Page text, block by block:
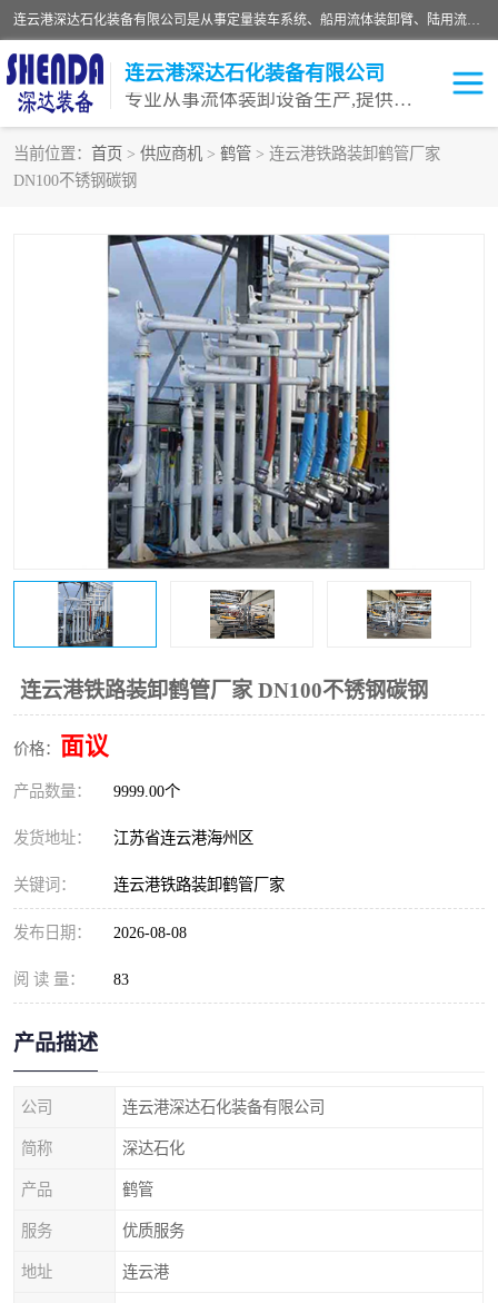
连云港深达石化装备有限公司是从事定量装车系统、船用流体装卸臂、陆用流体装卸臂（鹤管）、活动梯、钢构平台等全系列流体装卸设备的设计、制造、销售以及服务的专业供应商。公司始终以客户为中心，密切跟踪国内外油气储运及装卸设备先进技术的发展，以先进的技术、优质的产品、一流的服务，满足客户需求。
连云港深达石化装备有限公司
专业从事流体装卸设备生产,提供全面解决方案，生产与定制服务
当前位置： 首页 > 供应商机 > 鹤管 > 连云港铁路装卸鹤管厂家
DN100不锈钢碳钢
连云港铁路装卸鹤管厂家 DN100不锈钢碳钢
价格： 面议
产品数量： 9999.00个
发货地址： 江苏省连云港海州区
关键词： 连云港铁路装卸鹤管厂家
发布日期： 2026-08-08
阅 读 量： 83
产品描述
公司 连云港深达石化装备有限公司
简称 深达石化
产品 鹤管
服务 优质服务
地址 连云港
鹤管
LNG鹤管
液氨装鹤管 潜油泵鹤管
输油臂
汽车鹤管